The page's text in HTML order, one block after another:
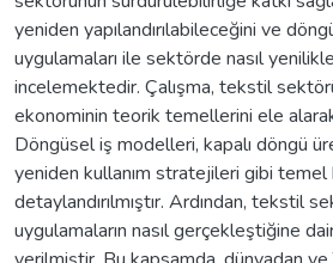
yeniden yapılandırılabileceğini ve
uygulamaları ile sektörde nasıl
incelemektedir. Çalışma, tekstil
ekonominin teorik temellerini ele
Döngüsel iş modelleri, kapalı döngü
yeniden kullanım stratejileri gibi temel
detaylandırılmıştır. Ardından, tekstil
uygulamaların nasıl gerçekleştiğine